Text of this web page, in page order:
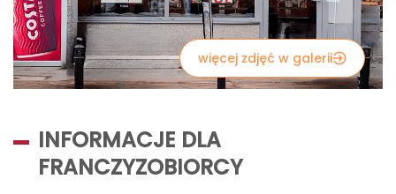
więcej zdjęć w galerii
INFORMACJE DLA
FRANCZYZOBIORCY